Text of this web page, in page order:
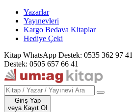
Yazarlar
Yayınevleri
Kargo Bedava Kitaplar
Hediye Çeki
Kitap WhatsApp Destek: 0535 362 97 41
Destek: 0505 657 66 41
Giriş Yap
veya Kayıt Ol